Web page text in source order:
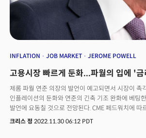
200만 이상이 팬데믹 시기의 초과 퇴직이 차지한다"
사태보다는 "경기 연착륙 가능성이 매우 그럴듯하고
전망했다.세번째는 미국이 지금까지 겪은 인플레이션
것으로 보이는 공급망의 부진이나 제약 때문이었다고
환경에 의해 발생한 일시적인 현상일 수 있음을 시사
INFLATION JOB MARKET JEROME POWELL
고용시장 빠르게 둔화...파월의 입에 '
제롬 파월 연준 의장의 발언이 예고되면서 시장이 촉
인플레이션의 둔화와 연준의 긴축 기조 완화에 베팅
발언에 요동칠 것으로 전망된다. CME 페드워치에 따
정책회의에서 50bp 금리인상에 베팅하는 투자자들
크리스 정 2022.11.30 06:12 PDT